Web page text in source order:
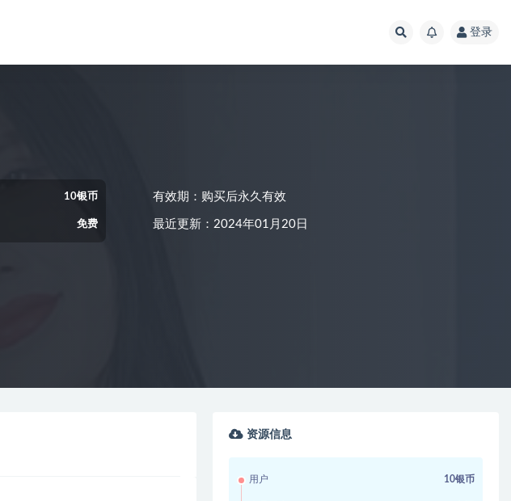
登录
10银币
免费
有效期：购买后永久有效
最近更新：2024年01月20日
资源信息
用户 10银币